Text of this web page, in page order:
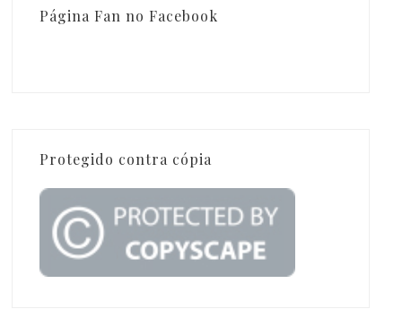
Página Fan no Facebook
Protegido contra cópia